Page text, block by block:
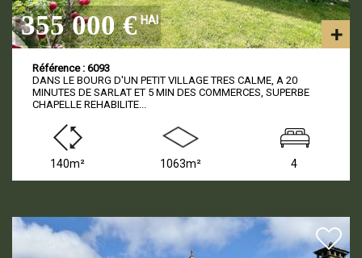
355 000 € HAI
Référence : 6093
DANS LE BOURG D'UN PETIT VILLAGE TRES CALME, A 20
MINUTES DE SARLAT ET 5 MIN DES COMMERCES, SUPERBE
CHAPELLE REHABILITE...
140m² 1063m² 4